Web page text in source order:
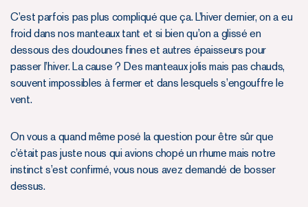
C’est parfois pas plus compliqué que ça. L’hiver dernier, on a eu
froid dans nos manteaux tant et si bien qu’on a glissé en
dessous des doudounes fines et autres épaisseurs pour
passer l’hiver. La cause ? Des manteaux jolis mais pas chauds,
souvent impossibles à fermer et dans lesquels s’engouffre le
vent.
On vous a quand même posé la question pour être sûr que
c’était pas juste nous qui avions chopé un rhume mais notre
instinct s’est confirmé, vous nous avez demandé de bosser
dessus.